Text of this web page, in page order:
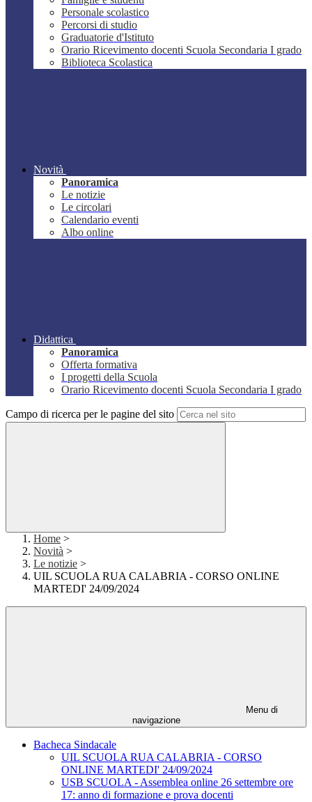
Personale scolastico
Percorsi di studio
Graduatorie d'Istituto
Orario Ricevimento docenti Scuola Secondaria I grado
Biblioteca Scolastica
Novità
Panoramica
Le notizie
Le circolari
Calendario eventi
Albo online
Didattica
Panoramica
Offerta formativa
I progetti della Scuola
Orario Ricevimento docenti Scuola Secondaria I grado
Campo di ricerca per le pagine del sito
Home >
Novità >
Le notizie >
UIL SCUOLA RUA CALABRIA - CORSO ONLINE
MARTEDI' 24/09/2024
Menu di
navigazione
Bacheca Sindacale
UIL SCUOLA RUA CALABRIA - CORSO
ONLINE MARTEDI' 24/09/2024
USB SCUOLA - Assemblea online 26 settembre ore
17: anno di formazione e prova docenti